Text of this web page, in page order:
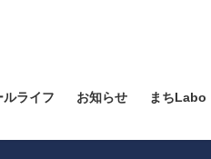
ライフ お知らせ まちLabo